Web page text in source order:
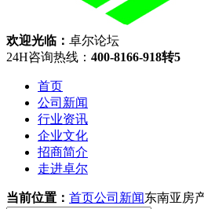
欢迎光临： 卓尔论坛
24H咨询热线： 400-8166-918转5
首页
公司新闻
行业资讯
企业文化
招商简介
走进卓尔
当前位置： 首页公司新闻东南亚房